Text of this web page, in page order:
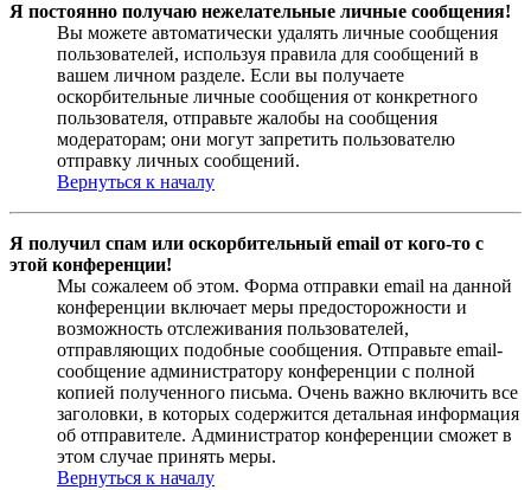
Я постоянно получаю нежелательные личные сообщения!
Вы можете автоматически удалять личные сообщения
пользователей, используя правила для сообщений в
вашем личном разделе. Если вы получаете
оскорбительные личные сообщения от конкретного
пользователя, отправьте жалобы на сообщения
модераторам; они могут запретить пользователю
отправку личных сообщений.
Вернуться к началу
Я получил спам или оскорбительный email от кого-то с
этой конференции!
Мы сожалеем об этом. Форма отправки email на данной
конференции включает меры предосторожности и
возможность отслеживания пользователей,
отправляющих подобные сообщения. Отправьте email-
сообщение администратору конференции с полной
копией полученного письма. Очень важно включить все
заголовки, в которых содержится детальная информация
об отправителе. Администратор конференции сможет в
этом случае принять меры.
Вернуться к началу